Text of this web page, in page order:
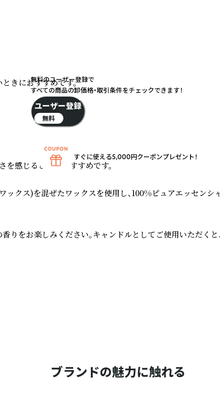
きにおすすめです。
感じるときにおすすめです。
ス)を混ぜたワックスを使用し、100%ピュアエッセンシ
をお楽しみください。キャンドルとしてご使用いただく
ブランドの魅力に触れる
無料のユーザー登録で
すべての商品の卸価格・取引条件をチェックできます！
ユーザー登録
無料
すぐに使える5,000円クーポンプレゼント！